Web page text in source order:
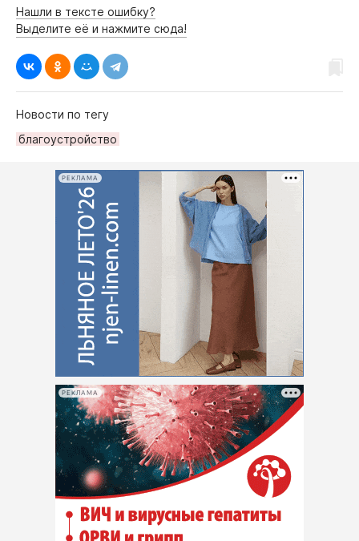
Нашли в тексте ошибку?
Выделите её и нажмите сюда!
Новости по тегу
благоустройство
РЕКЛАМА
РЕКЛАМА